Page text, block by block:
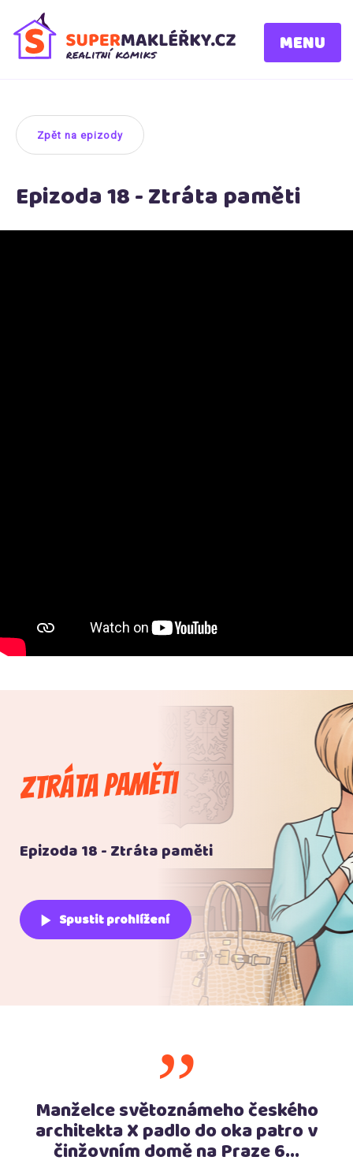
MENU
Zpět na epizody
Epizoda 18 - Ztráta paměti
Ztráta paměti
Epizoda 18 - Ztráta paměti
play_arrow Spustit prohlížení
”
Manželce světoznámeho českého
architekta X padlo do oka patro v
činžovním domě na Praze 6...